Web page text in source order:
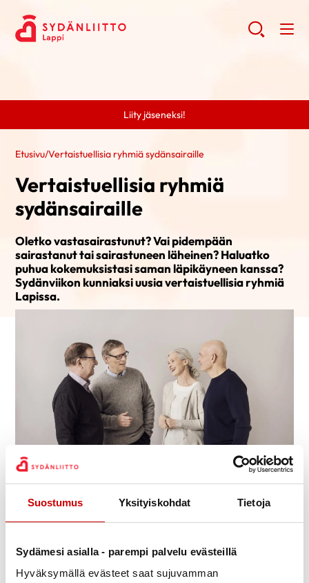
Suostumus Yksityiskohdat Tietoja
Sydämesi asialla - parempi palvelu evästeillä
Hyväksymällä evästeet saat sujuvamman
Liity jäseneksi!
Etusivu/Vertaistuellisia ryhmiä sydänsairaille
Vertaistuellisia ryhmiä
sydänsairaille
Oletko vastasairastunut? Vai pidempään
sairastanut tai sairastuneen läheinen? Haluatko
puhua kokemuksistasi saman läpikäyneen kanssa?
Sydänviikon kunniaksi uusia vertaistuellisia ryhmiä
Lapissa.
Anna-Reetta Kulppi
Jaa WhatsappJaa FacebookJaa TwitterJaa LinkedinJaa EmailJaa Print
Kemin seudun sydänyhdistyksen tiloissa maanantaina
8.5 klo 13-14 Simon ja Kemin seudun